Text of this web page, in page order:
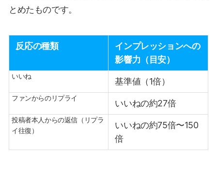
とめたものです。
反応の種類
インプレッションへの
影響力（目安）
いいね
基準値（1倍）
ファンからのリプライ
いいねの約27倍
投稿者本人からの返信（リプラ
イ往復）
いいねの約75倍〜150
倍